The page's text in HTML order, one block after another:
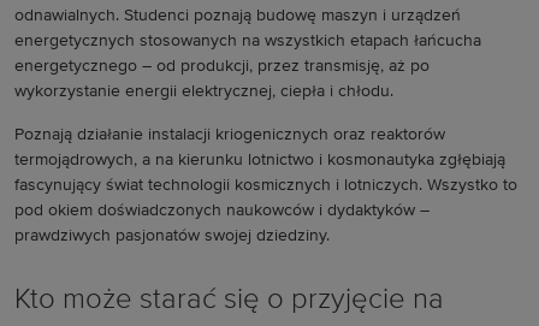
odnawialnych. Studenci poznają budowę maszyn i urządzeń
energetycznych stosowanych na wszystkich etapach łańcucha
energetycznego – od produkcji, przez transmisję, aż po
wykorzystanie energii elektrycznej, ciepła i chłodu.
Poznają działanie instalacji kriogenicznych oraz reaktorów
termojądrowych, a na kierunku lotnictwo i kosmonautyka zgłębiają
fascynujący świat technologii kosmicznych i lotniczych. Wszystko to
pod okiem doświadczonych naukowców i dydaktyków –
prawdziwych pasjonatów swojej dziedziny.
Kto może starać się o przyjęcie na